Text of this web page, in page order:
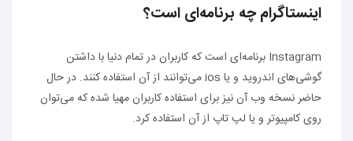
اینستاگرامچه برنامهای است؟
Instagram برنامه‌ای است که کاربران در تمام دنیا با داشتن
گوشی‌های اندروید و یا ios می‌توانند از آن استفاده کنند. در حال
حاضر نسخه وب آن نیز برای استفاده کاربران مهیا شده که می‌توان
روی کامپیوتر و یا لپ‌ تاپ از آن استفاده کرد.